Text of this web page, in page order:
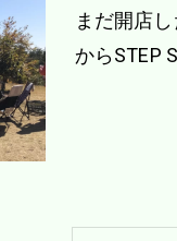
まだ開店
からSTEP